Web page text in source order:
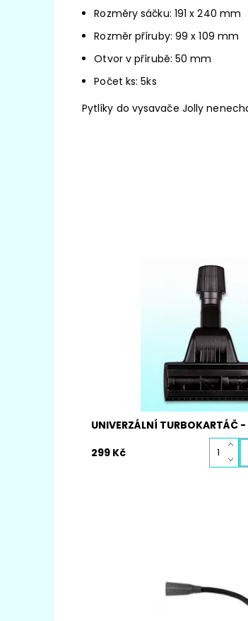
Rozměry sáčku: 191 x 240 mm
Rozměr příruby: 99 x 109 mm
Otvor v přírubě: 50 mm
Počet ks: 5ks
Pytlíky do vysavače Jolly
Univerzální turbokartáč s
vzduchem je vhodný pro
vysavačů na koberce díky
uvnitř závitu, která se
smršťuje, a tak lze rozměr
typ vysavače v rozmezí 27 – 37
Skladem
4014
UNIVERZÁLNÍ TURBOKARTÁČ -
299 Kč
hadice. Vnitřní průměr: 27 až 38
Skladem